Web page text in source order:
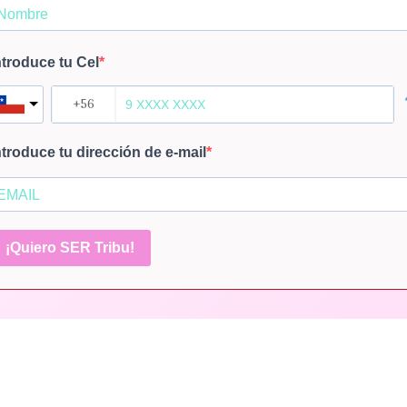
tu Cel
tu dirección de e-mail
¡Quiero SER Tribu!